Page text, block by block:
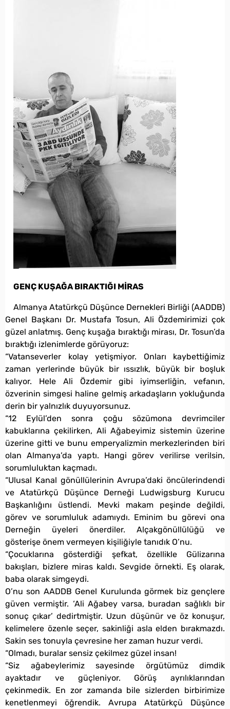
GENÇ KUŞAĞA BIRAKTIĞI MİRAS
Almanya Atatürkçü Düşünce Dernekleri Birliği (AADDB)
Genel Başkanı Dr. Mustafa Tosun, Ali Özdemirimizi çok
güzel anlatmış. Genç kuşağa bıraktığı mirası, Dr. Tosun’da
bıraktığı izlenimlerde görüyoruz:
“Vatanseverler kolay yetişmiyor. Onları kaybettiğimiz
zaman yerlerinde büyük bir ıssızlık, büyük bir boşluk
kalıyor. Hele Ali Özdemir gibi iyimserliğin, vefanın,
özverinin simgesi haline gelmiş arkadaşların yokluğunda
derin bir yalnızlık duyuyorsunuz.
“12 Eylül’den sonra çoğu sözümona devrimciler
kabuklarına çekilirken, Ali Ağabeyimiz sistemin üzerine
üzerine gitti ve bunu emperyalizmin merkezlerinden biri
olan Almanya’da yaptı. Hangi görev verilirse verilsin,
sorumluluktan kaçmadı.
“Ulusal Kanal gönüllülerinin Avrupa’daki öncülerindendi
ve Atatürkçü Düşünce Derneği Ludwigsburg Kurucu
Başkanlığını üstlendi. Mevki makam peşinde değildi,
görev ve sorumluluk adamıydı. Eminim bu görevi ona
Derneğin üyeleri önerdiler. Alçakgönüllülüğü ve
gösterişe önem vermeyen kişiliğiyle tanıdık O’nu.
“Çocuklarına gösterdiği şefkat, özellikle Gülizarına
bakışları, bizlere miras kaldı. Sevgide örnekti. Eş olarak,
baba olarak simgeydi.
O’nu son AADDB Genel Kurulunda görmek biz gençlere
güven vermiştir. ‘Ali Ağabey varsa, buradan sağlıklı bir
sonuç çıkar’ dedirtmiştir. Uzun düşünür ve öz konuşur,
kelimelere özenle seçer, sakinliği asla elden bırakmazdı.
Sakin ses tonuyla çevresine her zaman huzur verdi.
“Olmadı, buralar sensiz çekilmez güzel insan!
“Siz ağabeylerimiz sayesinde örgütümüz dimdik
ayaktadır ve güçleniyor. Görüş ayrılıklarından
çekinmedik. En zor zamanda bile sizlerden birbirimize
kenetlenmeyi öğrendik. Avrupa Atatürkçü Düşünce